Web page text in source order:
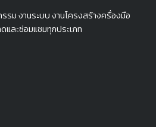
รม งานระบบ งานโครงสร้างครื่องมือ
ละซ่อมแซมทุกประเภท